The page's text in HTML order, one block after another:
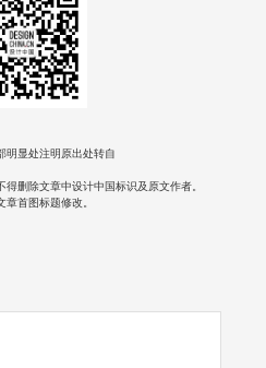
明显处注明原出处转自
删除文章中设计中国标识及原文作者。
首图标题修改。